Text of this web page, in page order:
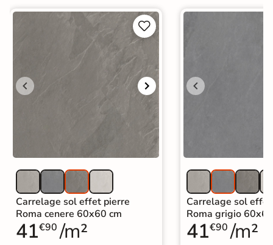


Carrelage sol effet pierre
Roma cenere 60x60 cm
41€90 /m²
Carrelage sol
Roma grigio
41€90 /m²